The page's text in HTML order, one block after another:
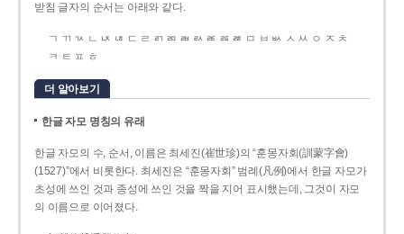
받침 글자의 순서는 아래와 같다.
ㄱ ㄲ ㄳ ㄴ ㄵ ㄶ ㄷ ㄹ ㄺ ㄻ ㄼ ㄽ ㄾ ㄿ ㅀ ㅁ ㅂ ㅄ ㅅ ㅆ ㅇ ㅈ ㅊ
ㅋ ㅌ ㅍ ㅎ
더 알아보기
한글 자모 명칭의 유래
한글 자모의 수, 순서, 이름은 최세진(崔世珍)의 “훈몽자회(訓蒙字會)
(1527)”에서 비롯한다. 최세진은 “훈몽자회” 범례(凡例)에서 한글 자모가
초성에 쓰인 것과 종성에 쓰인 것을 짝을 지어 표시했는데, 그것이 자모
의 이름으로 이어졌다.